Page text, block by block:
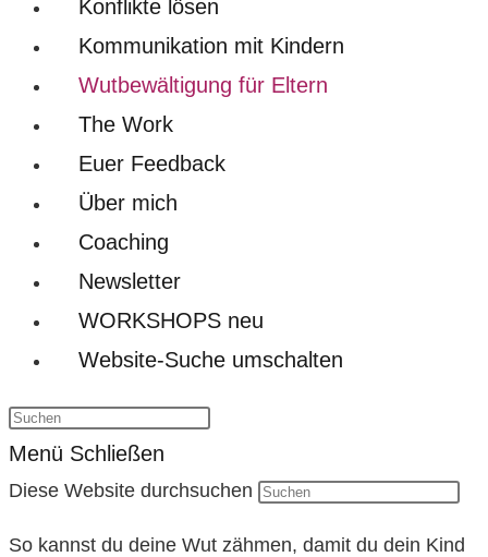
Konflikte lösen
Kommunikation mit Kindern
Wutbewältigung für Eltern
The Work
Euer Feedback
Über mich
Coaching
Newsletter
WORKSHOPS neu
Website-Suche umschalten
Menü Schließen
Diese Website durchsuchen
So kannst du deine Wut zähmen, damit du dein Kind